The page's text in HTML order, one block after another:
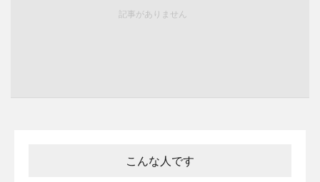
記事がありません
こんな人です